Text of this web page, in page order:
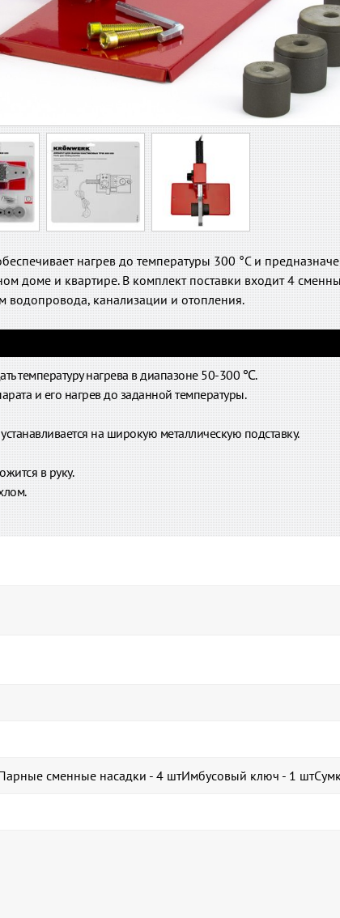
нагрев до температуры 300 °C и
доме и квартире. В комплект поставки входит 4
водопровода, канализации и отопления.
температуру нагрева в диапазоне 50-300 ℃.
и его нагрев до заданной температуры.
на широкую металлическую подставку.
в руку.
сменные насадки - 4 штИмбусовый ключ - 1